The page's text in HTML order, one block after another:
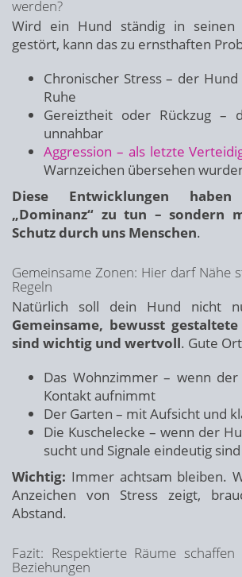
werden?
Wird ein Hund ständig in seinen
gestört, kann das zu ernsthaften
Chronischer Stress – der
Ruhe
Gereiztheit oder Rückzug –
unnahbar
Aggression – als letzte
Warnzeichen übersehen
Diese Entwicklungen
„Dominanz“ zu tun – sondern
Schutz durch uns Menschen.
Gemeinsame Zonen: Hier darf Nähe
Regeln
Natürlich soll dein Hund nicht
Gemeinsame, bewusst gestaltete
sind wichtig und wertvoll. Gute
Das Wohnzimmer – wenn
Kontakt aufnimmt
Der Garten – mit Aufsicht und
Die Kuschelecke – wenn der
sucht und Signale eindeutig sind
Wichtig: Immer achtsam bleiben.
Anzeichen von Stress zeigt,
Abstand.
Fazit: Respektierte Räume schaffen
Beziehungen